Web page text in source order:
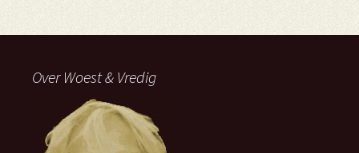
Over Woest & Vredig